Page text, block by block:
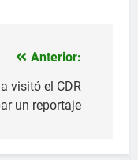
Anterior:
visitó el CDR
un reportaje